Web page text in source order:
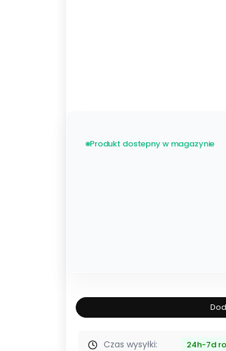
Produkt dostepny w magazynie
Czas wysyłki: 24h-7d